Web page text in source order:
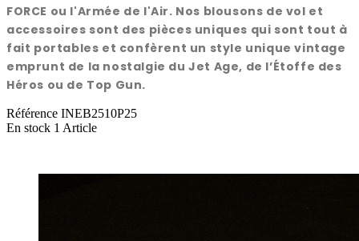
FORCE ou l'Armée de l'Air. Nos blousons de vol et
accessoires sont des pièces uniques qui sont tout à
fait portables et confèrent un style unique vintage
emprunt de la nostalgie du Jet Age, de l’Étoffe des
Héros ou de Top Gun.
Référence INEB2510P25
En stock 1 Article